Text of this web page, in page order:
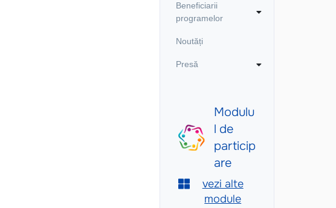
Beneficiarii
programelor
Noutăți
Presă